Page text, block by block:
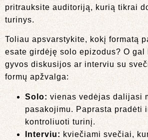
pritrauksite auditoriją, kurią tikrai
turinys.
Toliau apsvarstykite, kokį formatą
esate girdėję solo epizodus? O gal
gyvos diskusijos ar interviu su
formų apžvalga:
Solo: vienas vedėjas dalijasi
pasakojimu. Paprasta pradėti
kontroliuoti turinį.
Interviu: kviečiami svečiai,